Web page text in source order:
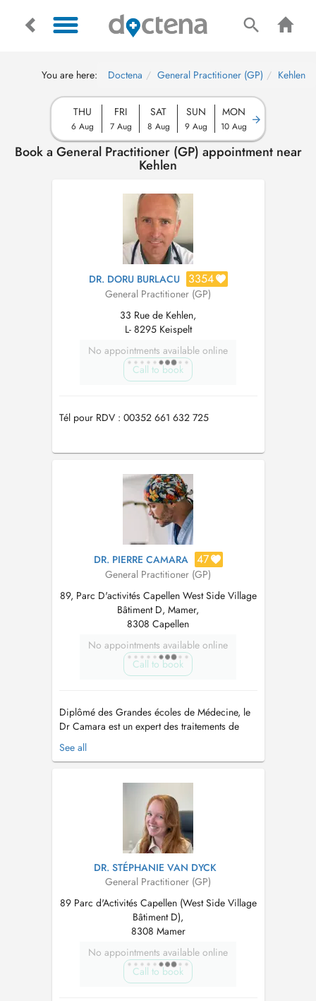
You are here: Doctena General Practitioner (GP) Kehlen
THU
6 Aug
FRI
7 Aug
SAT
8 Aug
SUN
9 Aug
MON
10 Aug
Book a General Practitioner (GP) appointment near
Kehlen
DR. DORU BURLACU 3354
General Practitioner (GP)
33 Rue de Kehlen,
L- 8295 Keispelt
No appointments available online
Call to book
Tél pour RDV : 00352 661 632 725
DR. PIERRE CAMARA 47
General Practitioner (GP)
89, Parc D'activités Capellen West Side Village
Bâtiment D, Mamer,
8308 Capellen
No appointments available online
Call to book
Diplômé des Grandes écoles de Médecine, le
Dr Camara est un expert des traitements de
réjuvénation, anti-âge et de micro-nutrition. Des
techniques non-invasives qui vous procurent
spectaculaires. Le Dr Camara propose des
protocoles de soins sur mesure...
See all
DR. STÉPHANIE VAN DYCK
General Practitioner (GP)
89 Parc d'Activités Capellen (West Side Village
Bâtiment D),
8308 Mamer
No appointments available online
Call to book